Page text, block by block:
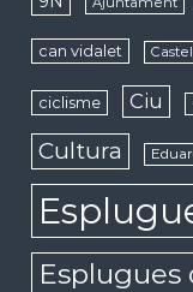
can vidalet
ciclisme Ciu
Cultura